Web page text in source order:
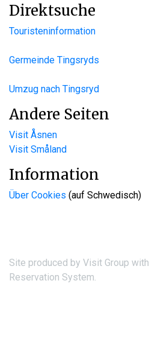
Direktsuche
Touristeninformation
Germeinde Tingsryds
Umzug nach Tingsryd
Andere Seiten
Visit Åsnen
Visit Småland
Information
Über Cookies (auf Schwedisch)
Site produced by Visit Group with
Reservation System.